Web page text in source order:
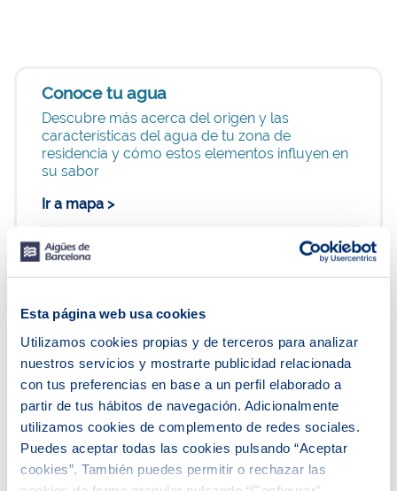
Esta página web usa cookies
Utilizamos cookies propias y de terceros para analizar
nuestros servicios y mostrarte publicidad relacionada
con tus preferencias en base a un perfil elaborado a
partir de tus hábitos de navegación. Adicionalmente
utilizamos cookies de complemento de redes sociales.
Puedes aceptar todas las cookies pulsando “Aceptar
cookies”. También puedes permitir o rechazar las
Conoce tu agua
Descubre más acerca del origen y las
características del agua de tu zona de
residencia y cómo estos elementos influyen en
su sabor
Ir a mapa >
En Aigües de Barcelona, nos tomamos muy en
serio tu salud y la de nuestro entorno. Te
garantizamos que el agua que recibes en tu
hogar cumple con todos los requerimientos